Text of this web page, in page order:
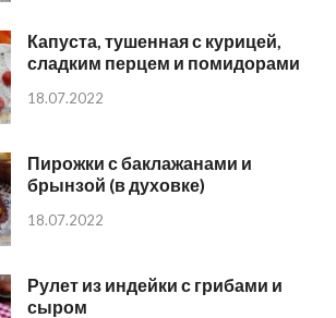
Капуста, тушенная с курицей,
сладким перцем и помидорами
18.07.2022
Пирожки с баклажанами и
брынзой (в духовке)
18.07.2022
Рулет из индейки с грибами и
сыром